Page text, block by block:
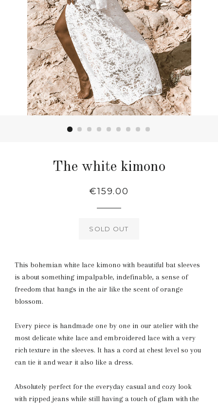
The white kimono
Regular
€159.00
SOLD OUT
This bohemian white lace kimono with beautiful bat sleeves
is about something impalpable, indefinable, a sense of
freedom that hangs in the air like the scent of orange
blossom.
Every piece is handmade one by one in our atelier with the
most delicate white lace and embroidered lace with a very
rich texture in the sleeves. It has a cord at chest level so you
can tie it and wear it also like a dress.
Absolutely perfect for the everyday casual and cozy look
with ripped jeans while still having a touch of glam with the